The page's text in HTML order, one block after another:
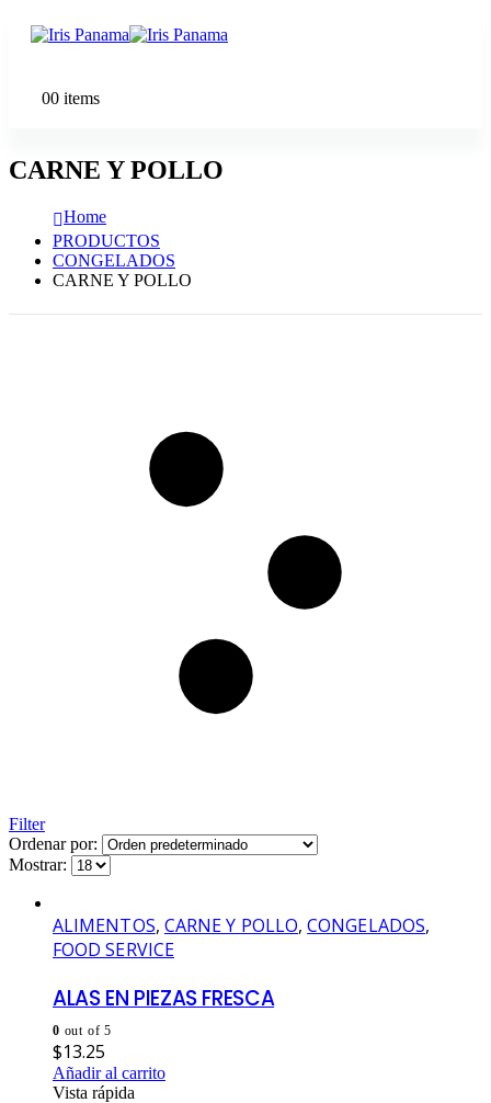
00 items
CARNE Y POLLO
Home
PRODUCTOS
CONGELADOS
CARNE Y POLLO
Filter
Ordenar por:
Mostrar:
ALIMENTOS, CARNE Y POLLO,CONGELADOS,
FOOD SERVICE
ALAS EN PIEZAS FRESCA
0 out of 5
$13.25
Añadir al carrito
Vista rápida